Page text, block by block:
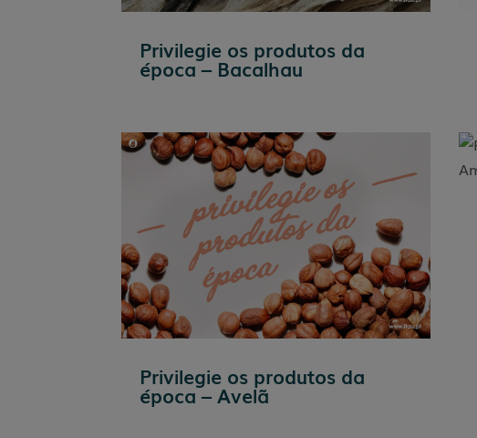
Privilegie os produtos da
época – Bacalhau
Privilegie os produtos da
época – Avelã